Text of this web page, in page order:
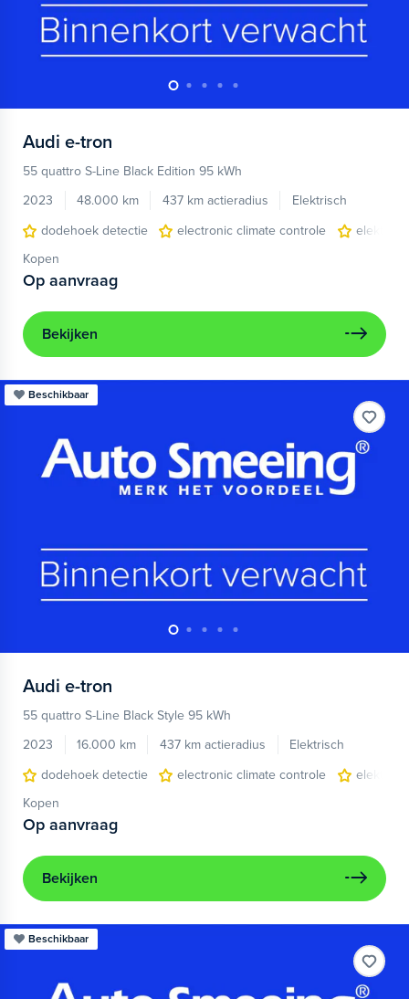
Audi e-tron
55 quattro S-Line Black Edition 95 kWh
2023
48.000 km 437 km actieradius
Elektrisch
dodehoek detectie
electronic climate controle
Kopen
Op aanvraag
Bekijken
Beschikbaar
Audi e-tron
55 quattro S-Line Black Style 95 kWh
2023
16.000 km 437 km actieradius
Elektrisch
dodehoek detectie
electronic climate controle
Kopen
Op aanvraag
Bekijken
Beschikbaar